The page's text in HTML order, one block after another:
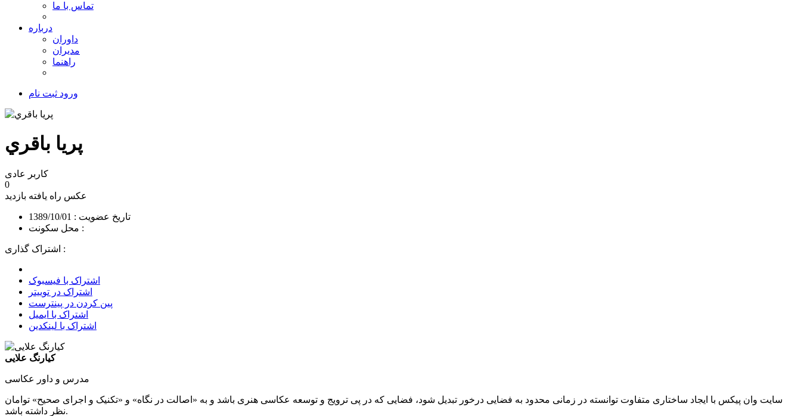
تماس با ما
درباره
داوران
مدیران
راهنما
ورود ثبت نام
پريا باقري
کاربر عادی
0
عکس راه یافته بازدید
تاریخ عضویت : 1389/10/01
محل سکونت :
اشتراک گذاری :
اشتراک با فیسبوک
اشتراک در توییتر
پین کردن در پینترست
اشتراک با ایمیل
اشتراک با لینکدین
کیارنگ علایی
مدرس و داور عکاسی
سایت وان پیکس با ایجاد ساختاری متفاوت توانسته در زمانی محدود به فضایی درخور تبدیل شود، فضایی که در پی ترویج و توسعه عکاسی هنری باشد و به «اصالت در نگاه» و «تکنیک و اجرای صحیح» توامان
نظر داشته باشد.